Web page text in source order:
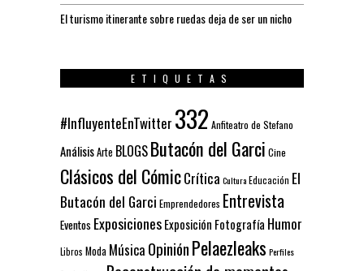
El turismo itinerante sobre ruedas deja de ser un nicho
ETIQUETAS
#InfluyenteEnTwitter 332 Anfiteatro de Stefano
AnálisisArte BLOGSButacón del Garci Cine
Clásicos del CómicCrítica CulturaEducación El
Butacón del Garci Emprendedores Entrevista
Eventos ExposicionesExposición Fotografía Humor
Libros Moda Música OpiniónPelaezleaks Perfiles